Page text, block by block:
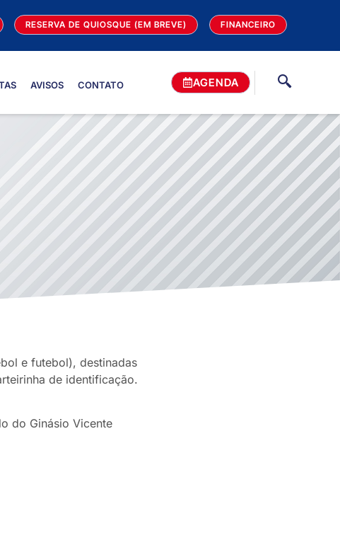
RESERVA DE QUIOSQUE (EM BREVE) FINANCEIRO
AVISOS CONTATO AGENDA
e futebol), destinadas
de identificação.
do Ginásio Vicente